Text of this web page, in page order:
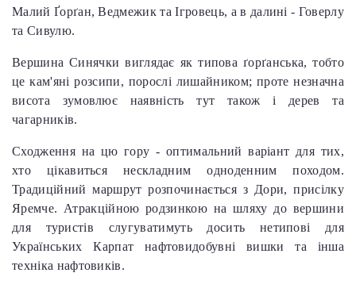
Малий Ґорґан, Ведмежик та Ігровець, а в далині - Говерлу
та Сивулю.
Вершина Синячки виглядає як типова ґорґанська, тобто
це кам'яні розсипи, порослі лишайником; проте незначна
висота зумовлює наявність тут також і дерев та
чагарників.
Сходження на цю гору - оптимальний варіант для тих,
хто цікавиться нескладним одноденним походом.
Традиційний маршрут розпочинається з Дори, присілку
Яремче. Атракційною родзинкою на шляху до вершини
для туристів слугуватимуть досить нетипові для
Українських Карпат нафтовидобувні вишки та інша
техніка нафтовиків.